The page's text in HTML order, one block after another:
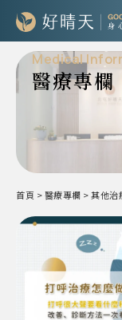
Medical
醫療專欄
首頁 >醫療專欄 >其他治